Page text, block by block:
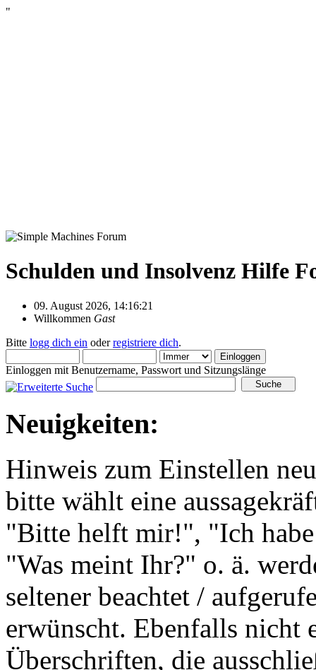
"
Schulden und Insolvenz Hilfe
09. August 2026, 14:16:21
Willkommen Gast
Bitte logg dich ein oderregistriere dich.
Einloggen mit Benutzername, Passwort und Sitzungslänge
Neuigkeiten:
Hinweis zum Einstellen
bitte wählt eine
"Bitte helft mir!", "Ich
"Was meint Ihr?" o. ä.
seltener beachtet /
erwünscht. Ebenfalls nicht
Überschriften, die